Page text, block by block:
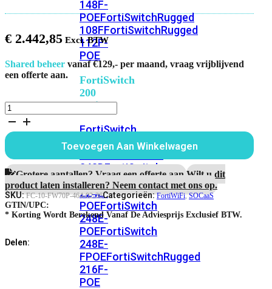
148F-
POEFortiSwitchRugged
108FFortiSwitchRugged
112F-
POE
FortiSwitch
200
Series
FortiSwitch
224D-
FPOE
248DFortiSwitch
224E
Fortiswitch
224E-
POEFortiSwitch
248E-
POEFortiSwitch
248E-
FPOEFortiSwitchRugged
216F-
POE
€ 2.442,85
Shared beheer vanaf €129,- per maand, vraag vrijblijvend
een offerte aan.
FortiWiFi-
70G-
3
jaar
SOCaaS
Service
aantal
Toevoegen Aan Winkelwagen
Grotere aantallen? Vraag een offerte aan.Wilt u dit
product laten installeren? Neem contact met ons op.
SKU:FC-10-FW70P-464-02-36Categorieën:FortiWiFi,SOCaaS
GTIN/UPC:
* Korting Wordt Berekend Vanaf De Adviesprijs Exclusief BTW.
Delen: